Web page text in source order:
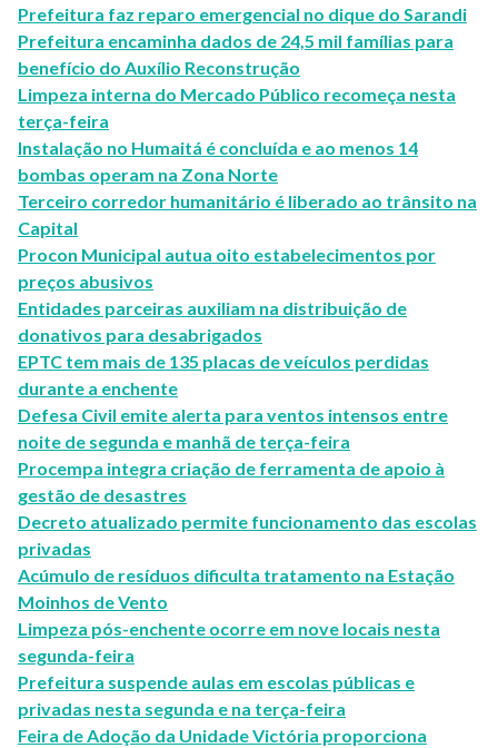
Prefeitura faz reparo emergencial no dique do Sarandi
Prefeitura encaminha dados de 24,5 mil famílias para
benefício do Auxílio Reconstrução
Limpeza interna do Mercado Público recomeça nesta
terça-feira
Instalação no Humaitá é concluída e ao menos 14
bombas operam na Zona Norte
Terceiro corredor humanitário é liberado ao trânsito na
Capital
Procon Municipal autua oito estabelecimentos por
preços abusivos
Entidades parceiras auxiliam na distribuição de
donativos para desabrigados
EPTC tem mais de 135 placas de veículos perdidas
durante a enchente
Defesa Civil emite alerta para ventos intensos entre
noite de segunda e manhã de terça-feira
Procempa integra criação de ferramenta de apoio à
gestão de desastres
Decreto atualizado permite funcionamento das escolas
privadas
Acúmulo de resíduos dificulta tratamento na Estação
Moinhos de Vento
Limpeza pós-enchente ocorre em nove locais nesta
segunda-feira
Prefeitura suspende aulas em escolas públicas e
privadas nesta segunda e na terça-feira
Feira de Adoção da Unidade Victória proporciona